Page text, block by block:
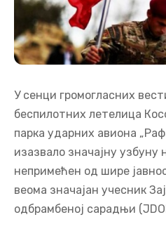
У сенци громогласних
беспилотних летелица
парка ударних авиона
изазвало значајну узбуну
непримећен од шире
веома значајан учесник
одбрамбеној сарадњи